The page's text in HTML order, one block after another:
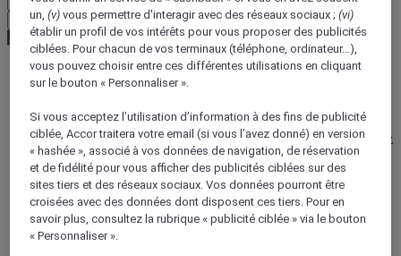
Valider ma devise
Page d'accueil
Trésors culturels
Embarquez pour un voyage en voilier à Dunkerque et profitez
d’un apéritif français inspiré de l’océan
un,(v) vous permettre d'interagir avec des réseaux sociaux ;(vi)
établir un profil de vos intérêts pour vous proposer des publicités
ciblées. Pour chacun de vos terminaux (téléphone, ordinateur…),
vous pouvez choisir entre ces différentes utilisations en cliquant
sur le bouton « Personnaliser ».
Si vous acceptez l’utilisation d’information à des fins de publicité
ciblée, Accor traitera votre email (si vous l’avez donné) en version
« hashée », associé à vos données de navigation, de réservation
et de fidélité pour vous afficher des publicités ciblées sur des
sites tiers et des réseaux sociaux. Vos données pourront être
croisées avec des données dont disposent ces tiers. Pour en
savoir plus, consultez la rubrique « publicité ciblée » via le bouton
« Personnaliser ».